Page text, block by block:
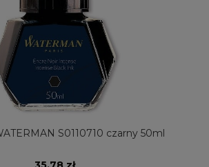
S0110710 czarny 50ml